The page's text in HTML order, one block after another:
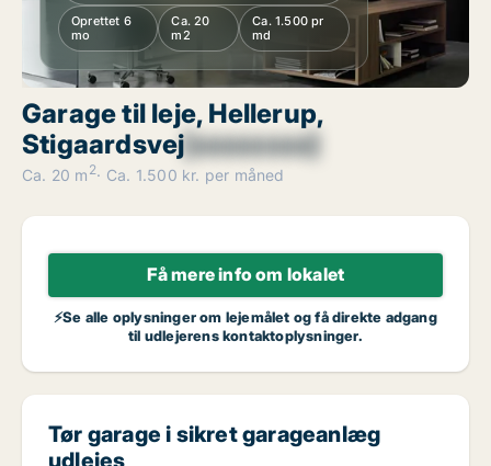
Oprettet 6
mo
Ca. 20
m2
Ca. 1.500 pr
md
Garage til leje, Hellerup,
Stigaardsvej[xxxxxxxx]
Ca. 20 m 2 Ca. 1.500 kr. per måned
Få mere info om lokalet
⚡Se alle oplysninger om lejemålet og få direkte adgang
til udlejerens kontaktoplysninger.
Tør garage i sikret garageanlæg